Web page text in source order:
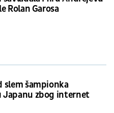
Rolan Garosa
slem šampionka
Japanu zbog internet